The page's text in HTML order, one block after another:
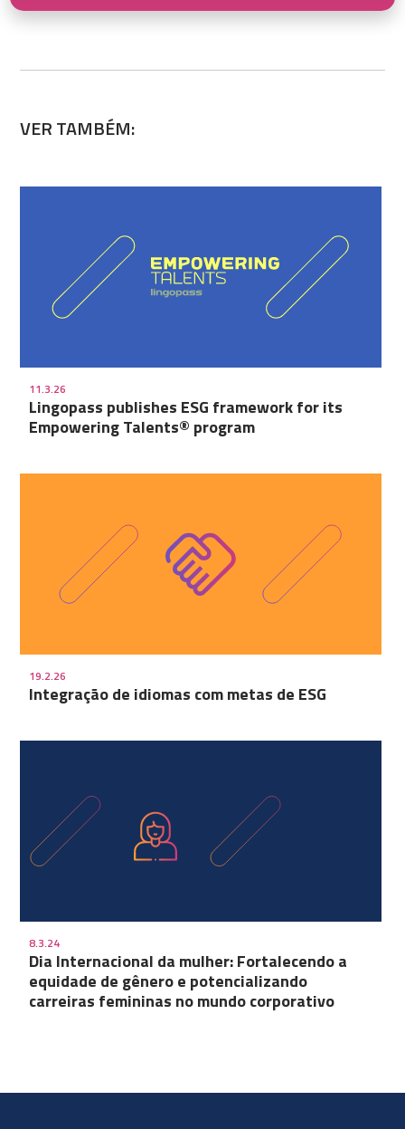
VER TAMBÉM:
11.3.26
Lingopass publishes ESG framework for its
Empowering Talents® program
19.2.26
Integração de idiomas com metas de ESG
8.3.24
Dia Internacional da mulher: Fortalecendo a
equidade de gênero e potencializando
carreiras femininas no mundo corporativo